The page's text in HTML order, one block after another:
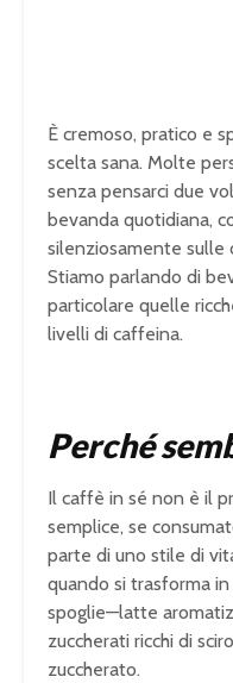
È cremoso, pratico e
scelta sana. Molte
senza pensarci due
bevanda quotidiana,
silenziosamente sulle
Stiamo parlando di
particolare quelle
livelli di caffeina.
Perché
Il caffè in sé non è il
semplice, se
parte di uno stile di
quando si trasforma
spoglie—latte
zuccherati ricchi di
zuccherato.